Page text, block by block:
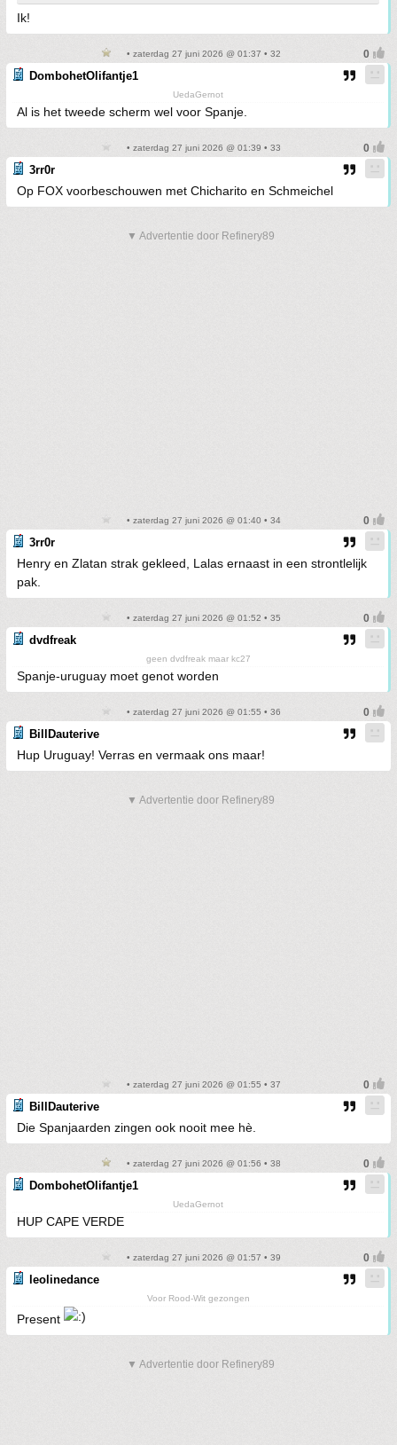
Ik!
• zaterdag 27 juni 2026 @ 01:37 • 32
DombohetOlifantje1
UedaGernot
Al is het tweede scherm wel voor Spanje.
• zaterdag 27 juni 2026 @ 01:39 • 33
3rr0r
Op FOX voorbeschouwen met Chicharito en Schmeichel
▼ Advertentie door Refinery89
• zaterdag 27 juni 2026 @ 01:40 • 34
3rr0r
Henry en Zlatan strak gekleed, Lalas ernaast in een strontlelijk
pak.
• zaterdag 27 juni 2026 @ 01:52 • 35
dvdfreak
geen dvdfreak maar kc27
Spanje-uruguay moet genot worden
• zaterdag 27 juni 2026 @ 01:55 • 36
BillDauterive
Hup Uruguay! Verras en vermaak ons maar!
▼ Advertentie door Refinery89
• zaterdag 27 juni 2026 @ 01:55 • 37
BillDauterive
Die Spanjaarden zingen ook nooit mee hè.
• zaterdag 27 juni 2026 @ 01:56 • 38
DombohetOlifantje1
UedaGernot
HUP CAPE VERDE
• zaterdag 27 juni 2026 @ 01:57 • 39
leolinedance
Voor Rood-Wit gezongen
Present
▼ Advertentie door Refinery89